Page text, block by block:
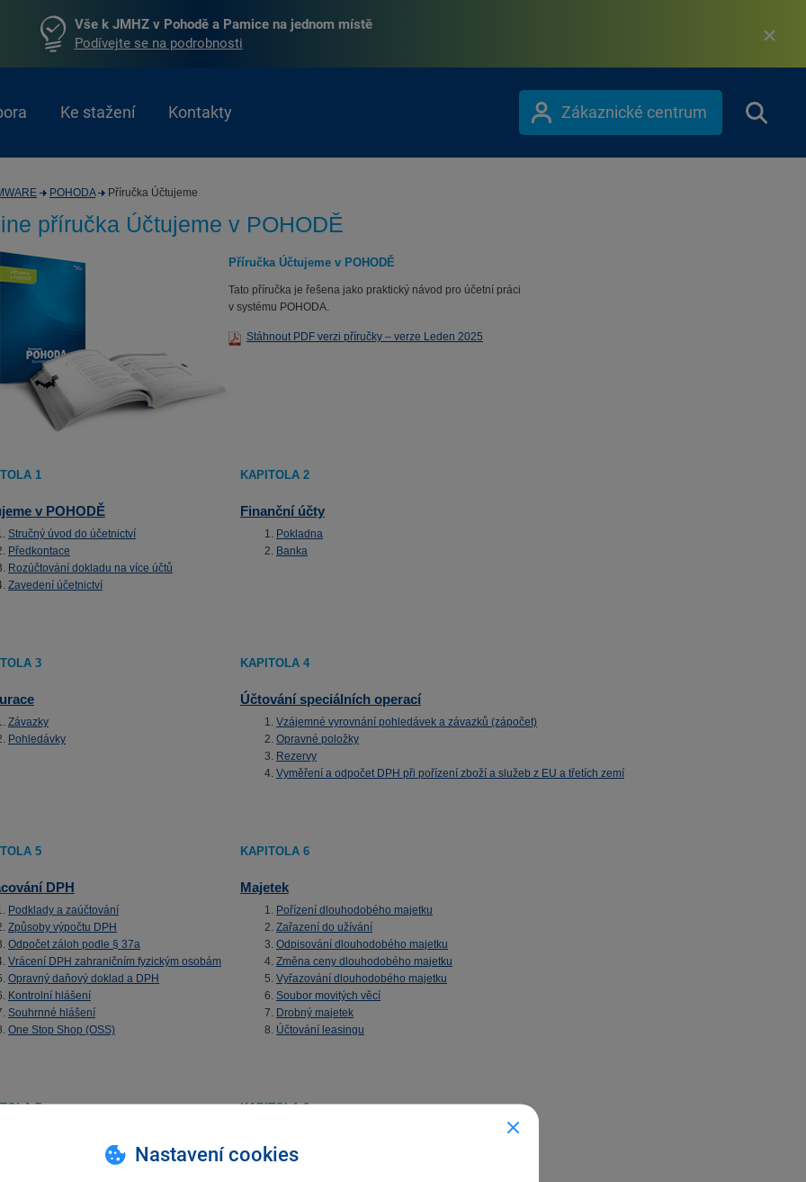
Nastavení cookies
Vše k JMHZ v Pohodě a Pamice na jednom místě
Podívejte se na podrobnosti
Ke stažení Kontakty Zákaznické centrum
POHODA Příručka Účtujeme
příručka Účtujeme v POHODĚ
Příručka Účtujeme v POHODĚ
Tato příručka je řešena jako praktický návod pro účetní práci
v systému POHODA.
Stáhnout PDF verzi příručky – verze Leden 2025
1
v POHODĚ
Stručný úvod do účetnictví
Předkontace
Rozúčtování dokladu na více účtů
Zavedení účetnictví
KAPITOLA 2
Finanční účty
Pokladna
Banka
3
Závazky
Pohledávky
KAPITOLA 4
Účtování speciálních operací
Vzájemné vyrovnání pohledávek a závazků (zápočet)
Opravné položky
Rezervy
Vyměření a odpočet DPH při pořízení zboží a služeb z EU a třetích zemí
5
DPH
Podklady a zaúčtování
Způsoby výpočtu DPH
Odpočet záloh podle § 37a
Vrácení DPH zahraničním fyzickým osobám
Opravný daňový doklad a DPH
Kontrolní hlášení
Souhrnné hlášení
One Stop Shop (OSS)
KAPITOLA 6
Majetek
Pořízení dlouhodobého majetku
Zařazení do užívání
Odpisování dlouhodobého majetku
Změna ceny dlouhodobého majetku
Vyřazování dlouhodobého majetku
Soubor movitých věcí
Drobný majetek
Účtování leasingu
7 KAPITOLA 8
Účtování v cizích měnách